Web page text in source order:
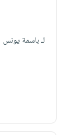
لـ باسمة يونس